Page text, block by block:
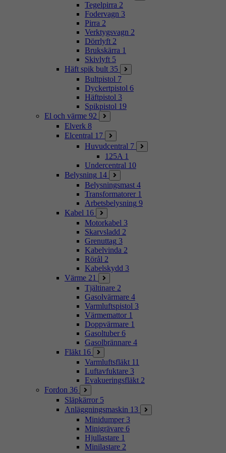
Tegelpirra 2
Fodervagn 3
Pirra 2
Verktygsvagn 2
Dörrlyft 2
Brukskärra 1
Skivlyft 5
Häft spik bult 35
Bultpistol 7
Dyckertpistol 6
Häftpistol 3
Spikpistol 19
El och värme 92
Elverk 8
Elcentral 17
Huvudcentral 7
125A 1
Undercentral 10
Belysning 14
Belysningsmast 4
Transformatorer 1
Arbetsbelysning 9
Kabel 16
Motorkabel 3
Skarvsladd 2
Grenuttag 3
Kabelvinda 2
Rörål 2
Kabelskydd 3
Värme 21
Tjältinare 2
Gasolvärmare 4
Varmluftspistol 3
Värmemattor 1
Doppvärmare 1
Gasoltuber 6
Gasolbrännare 4
Fläkt 16
Varmluftsfläkt 11
Luftavfuktare 3
Evakueringsfläkt 2
Fordon 36
Släpkärror 5
Anläggningsmaskin 13
Minidumper 3
Minigrävare 6
Hjullastare 1
Minilastare 2